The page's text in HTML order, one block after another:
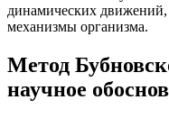
динамических
механизмы организма.
Метод
научное